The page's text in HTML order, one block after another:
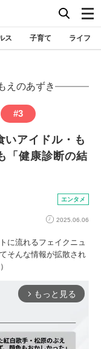
ス 子育て ライフ
えのあずき
#3
いアイドル・も
「健康診断の結
エンタメ
2025.06.06
に流れるフェイクニュ
そんな情報が拡散され
arrow_forward_ios もっと見る